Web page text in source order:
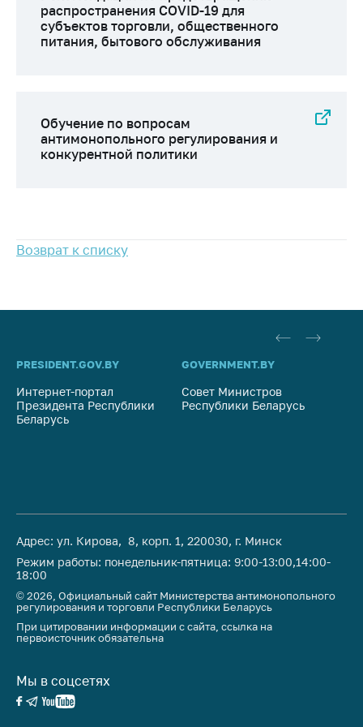
Важное на сайте
Сообщить о росте
средства, изделия
медицинского
назначения и
факта нарушения
предупреждения
Общественное
обсуждение
проектов
Рекомендации по
предотвращению
распространения
COVID-19 для
субъектов торговли,
общественного
Обучение по
распространения COVID-19 для
субъектов торговли, общественного
питания, бытового обслуживания
Обучение по вопросам
антимонопольного регулирования и
конкурентной политики
Возврат к списку
PRESIDENT.GOV.BY
Интернет-портал
Президента Республики
Беларусь
GOVERNMENT.BY
Совет Министров
Республики Беларусь
Адрес: ул. Кирова, 8, корп. 1, 220030, г. Минск
Режим работы: понедельник-пятница: 9:00-13:00,14:00-
18:00
© 2026, Официальный сайт Министерства антимонопольного
регулирования и торговли Республики Беларусь
При цитировании информации с сайта, ссылка на
первоисточник обязательна
Мы в соцсетях